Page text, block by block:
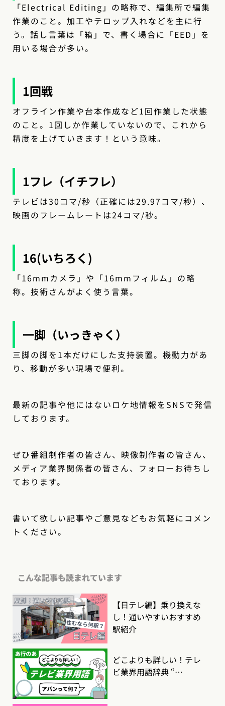
「Electrical Editing」の略称で、編集所で編集
作業のこと。加工やテロップ入れなどを主に行
う。話し言葉は「箱」で、書く場合に「EED」を
用いる場合が多い。
1回戦
オフライン作業や台本作成など1回作業した状態
のこと。1回しか作業していないので、これから
精度を上げていきます！という意味。
1フレ（イチフレ）
テレビは30コマ/秒（正確には29.97コマ/秒）、
映画のフレームレートは24コマ/秒。
16(いちろく)
「16mmカメラ」や「16mmフィルム」の略
称。技術さんがよく使う言葉。
一脚（いっきゃく）
三脚の脚を1本だけにした支持装置。機動力があ
り、移動が多い現場で便利。
最新の記事や他にはないロケ地情報をSNSで発信
しております。
ぜひ番組制作者の皆さん、映像制作者の皆さん、
メディア業界関係者の皆さん、フォローお待ちし
ております。
書いて欲しい記事やご意見などもお気軽にコメン
トください。
こんな記事も読まれています
【日テレ編】乗り換えな
し！通いやすいおすすめ
駅紹介
どこよりも詳しい！テレ
ビ業界用語辞典 “…